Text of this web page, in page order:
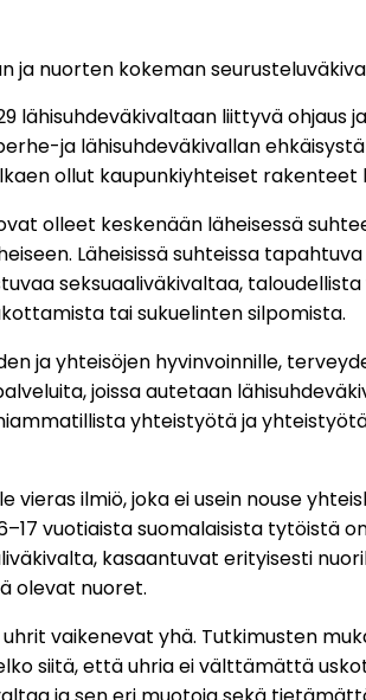
ja nuorten kokeman
lähisuhdeväkivaltaan liittyvä
ja lähisuhdeväkivallan
ollut kaupunkiyhteiset
olleet keskenään läheisessä
Läheisissä suhteissa
seksuaaliväkivaltaa,
tai sukuelinten silpomista.
ja yhteisöjen hyvinvoinnille,
joissa autetaan
yhteistyötä ja
ilmiö, joka ei usein nouse
vuotiaista suomalaisista tytöistä
kasaantuvat erityisesti
olevat nuoret.
vaikenevat yhä. Tutkimusten
siitä, että uhria ei välttämättä